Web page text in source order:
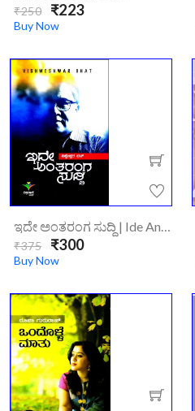
₹250 ₹223
Buy Now
ಇದೇ ಅಂತರಂಗ ಸುದ್ದಿ | Ide Antaranga Suddi
₹375 ₹300
Buy Now